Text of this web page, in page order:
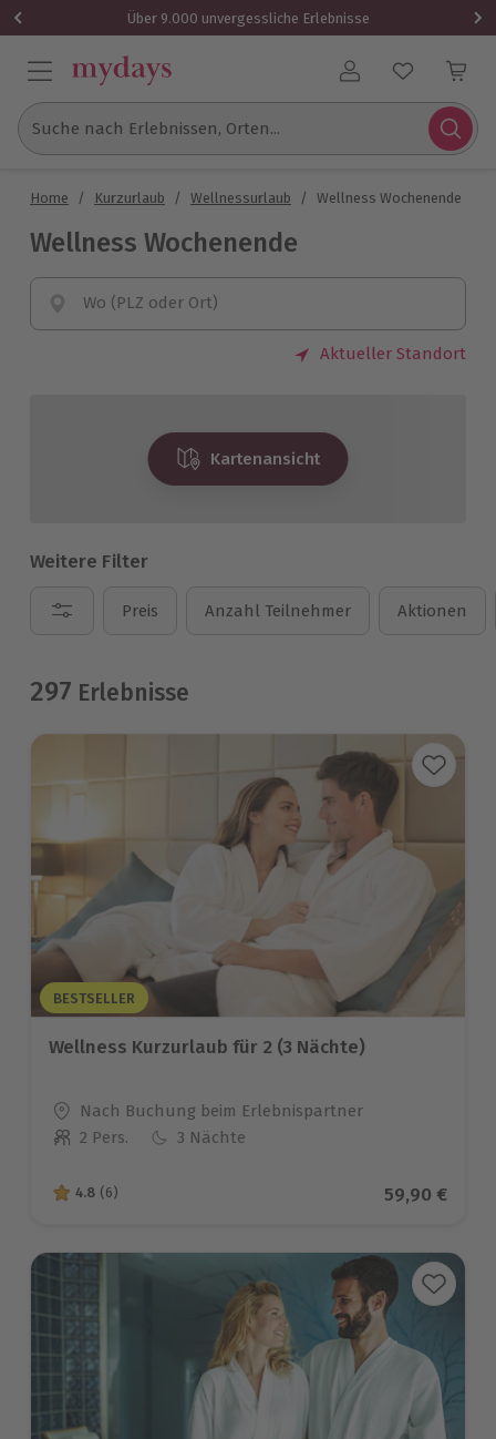
Über 9.000 unvergessliche Erlebnisse
Benutzerkonto
Suche nach Erlebnissen, Orten...
Home / Kurzurlaub / Wellnessurlaub / Wellness Wochenende
Wellness Wochenende
Wo (PLZ oder Ort)
Aktueller Standort
Kartenansicht
Weitere Filter
Preis Anzahl Teilnehmer Aktionen
297 Erlebnisse
BESTSELLER
Wellness Kurzurlaub für 2 (3 Nächte)
Standort
Nach Buchung beim Erlebnispartner
Anzahl der Teilnehmer
2 Pers. 3 Nächte
4.8 von 5 Sternen basierend auf 6 Bewertungen
4.8 (6) Aktueller
59,90 €